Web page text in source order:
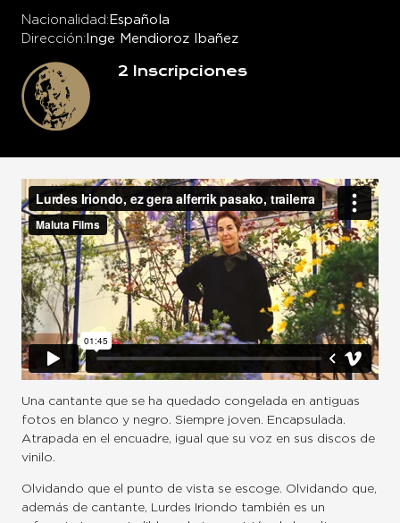
Nacionalidad Española
Dirección Inge Mendioroz Ibañez
2 Inscripciones
Una cantante que se ha quedado congelada en antiguas
fotos en blanco y negro. Siempre joven. Encapsulada.
Atrapada en el encuadre, igual que su voz en sus discos de
vinilo.
Olvidando que el punto de vista se escoge. Olvidando que,
además de cantante, Lurdes Iriondo también es un